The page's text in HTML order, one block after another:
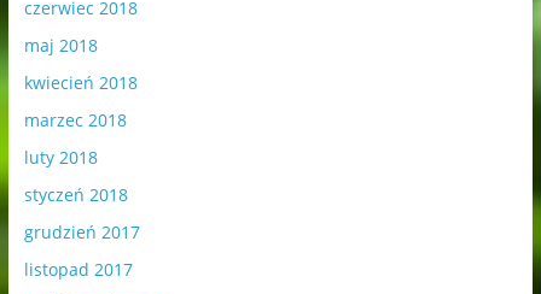
czerwiec 2018
maj 2018
kwiecień 2018
marzec 2018
luty 2018
styczeń 2018
grudzień 2017
listopad 2017